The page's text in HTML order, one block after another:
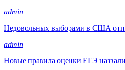
admin
Недовольных выборами в США
admin
Новые правила оценки ЕГЭ